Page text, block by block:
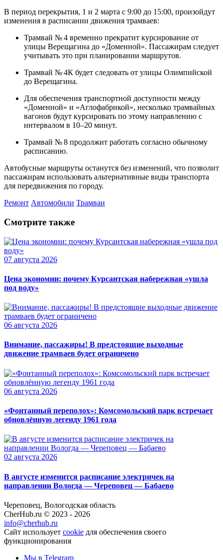
В период перекрытия, 1 и 2 марта с 9:00 до 15:00, произойдут
изменения в расписании движения трамваев:
Трамвай № 4 временно прекратит курсирование от
улицы Верещагина до «Доменной». Пассажирам следует
учитывать это при планировании маршрутов.
Трамвай № 4К будет следовать от улицы Олимпийской
до Верещагина.
Для обеспечения транспортной доступности между
«Доменной» и «Аглофабрикой», несколько трамвайных
вагонов будут курсировать по этому направлению с
интервалом в 10–20 минут.
Трамвай № 8 продолжит работать согласно обычному
расписанию.
Автобусные маршруты останутся без изменений, что позволит
пассажирам использовать альтернативные виды транспорта
для передвижения по городу.
Ремонт Автомобили Трамваи
Смотрите также
07 августа 2026
Цена экономии: почему Курсантская набережная «ушла
под воду»
06 августа 2026
Внимание, пассажиры! В предстоящие выходные
движение трамваев будет ограничено
06 августа 2026
«Фонтанный переполох»: Комсомольский парк встречает
обновлённую легенду 1961 года
02 августа 2026
В августе изменится расписание электричек на
направлении Вологда — Череповец — Бабаево
Череповец, Вологодская область
CherHub.ru © 2023 - 2026
info@cherhub.ru
Сайт использует cookie для обеспечения своего
функционирования
Мы в Telegram